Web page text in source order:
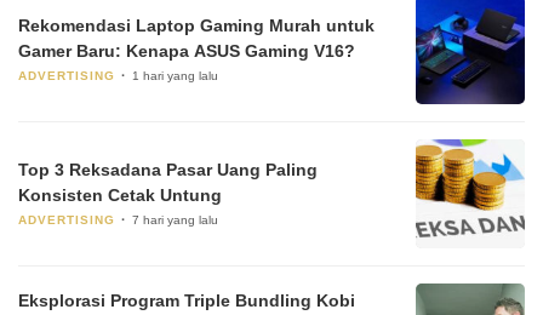
Rekomendasi Laptop Gaming Murah untuk
Gamer Baru: Kenapa ASUS Gaming V16?
ADVERTISING 1 hari yang lalu
Top 3 Reksadana Pasar Uang Paling
Konsisten Cetak Untung
ADVERTISING 7 hari yang lalu
Eksplorasi Program Triple Bundling Kobi